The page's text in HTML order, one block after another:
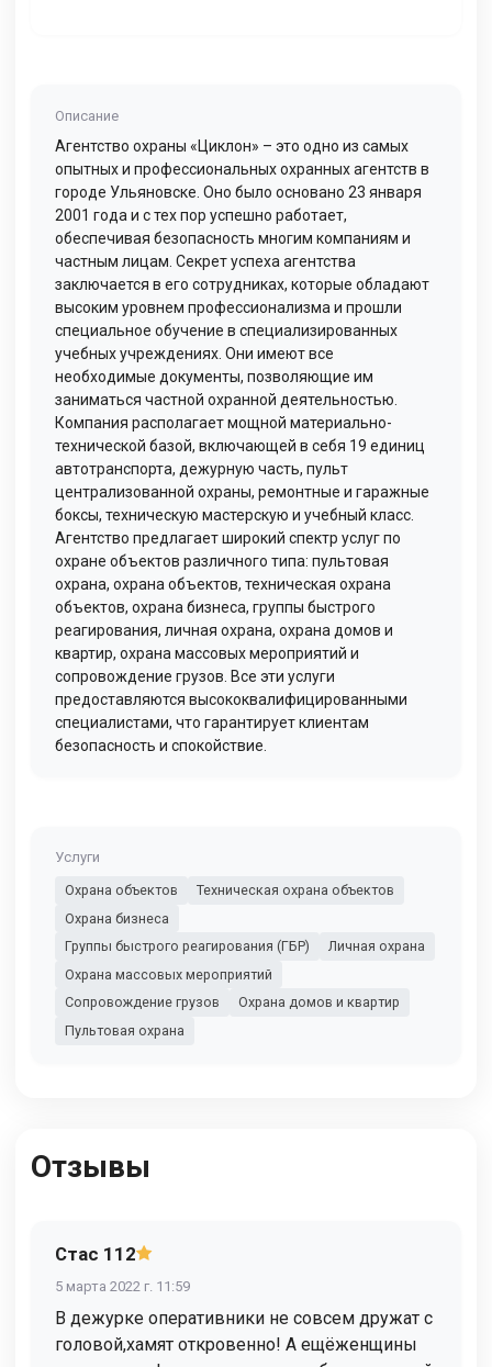
Описание
Агентство охраны «Циклон» – это одно из самых
опытных и профессиональных охранных агентств в
городе Ульяновске. Оно было основано 23 января
2001 года и с тех пор успешно работает,
обеспечивая безопасность многим компаниям и
частным лицам. Секрет успеха агентства
заключается в его сотрудниках, которые обладают
высоким уровнем профессионализма и прошли
специальное обучение в специализированных
учебных учреждениях. Они имеют все
необходимые документы, позволяющие им
заниматься частной охранной деятельностью.
Компания располагает мощной материально-
технической базой, включающей в себя 19 единиц
автотранспорта, дежурную часть, пульт
централизованной охраны, ремонтные и гаражные
боксы, техническую мастерскую и учебный класс.
Агентство предлагает широкий спектр услуг по
охране объектов различного типа: пультовая
охрана, охрана объектов, техническая охрана
объектов, охрана бизнеса, группы быстрого
реагирования, личная охрана, охрана домов и
квартир, охрана массовых мероприятий и
сопровождение грузов. Все эти услуги
предоставляются высококвалифицированными
специалистами, что гарантирует клиентам
безопасность и спокойствие.
Услуги
Охрана объектов
Техническая охрана объектов
Охрана бизнеса
Группы быстрого реагирования (ГБР)
Личная охрана
Охрана массовых мероприятий
Сопровождение грузов
Охрана домов и квартир
Пультовая охрана
Отзывы
Стас 112
5 марта 2022 г. 11:59
В дежурке оперативники не совсем дружат с
головой,хамят откровенно! А ещёженщины